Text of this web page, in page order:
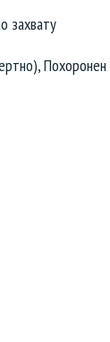
захвату
Похоронен